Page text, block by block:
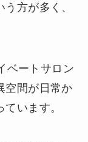
方が多く、
ベートサロン
空間が日常か
います。